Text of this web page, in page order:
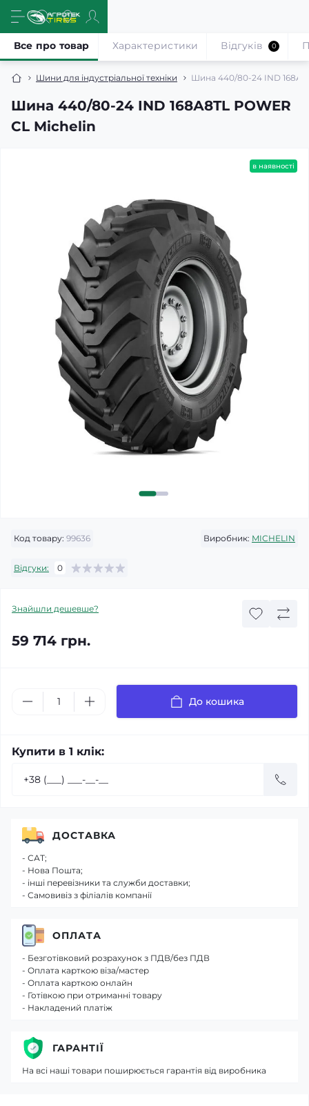
Шини для індустріальної техніки Шина 440/80-24 IND
Шина 440/80-24 IND 168А8TL POWER
CL Michelin
Все про товар Характеристики Відгуків 0
в наявності
Код товару: 99636 Виробник: MICHELIN
Відгуки: 0
Знайшли дешевше?
59 714 грн.
До кошика
Купити в 1 клік:
ДОСТАВКА
- САТ;
- Нова Пошта;
- інші перевізники та служби доставки;
- Самовивіз з філіалів компанії
ОПЛАТА
- Безготівковий розрахунок з ПДВ/без ПДВ
- Оплата карткою віза/мастер
- Оплата карткою онлайн
- Готівкою при отриманні товару
- Накладений платіж
ГАРАНТІЇ
На всі наші товари поширюється гарантія від виробника